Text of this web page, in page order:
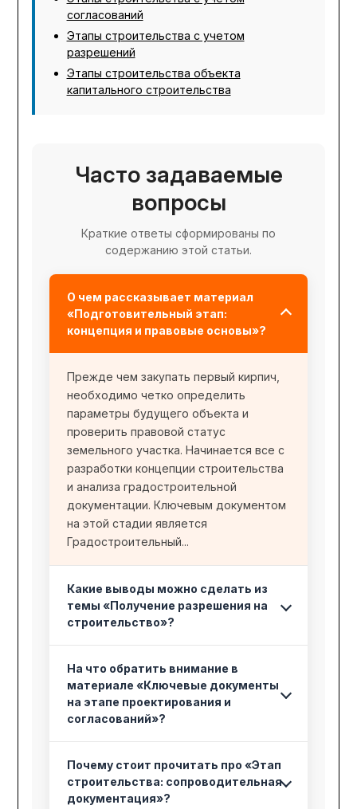
согласований
Этапы строительства с учетом
разрешений
Этапы строительства объекта
капитального строительства
Часто задаваемые
вопросы
Краткие ответы сформированы по
содержанию этой статьи.
О чем рассказывает материал
«Подготовительный этап:
концепция и правовые основы»?
Прежде чем закупать первый кирпич,
необходимо четко определить
параметры будущего объекта и
проверить правовой статус
земельного участка. Начинается все с
разработки концепции строительства
и анализа градостроительной
документации. Ключевым документом
на этой стадии является
Градостроительный...
Какие выводы можно сделать из
темы «Получение разрешения на
строительство»?
На что обратить внимание в
материале «Ключевые документы
на этапе проектирования и
согласований»?
Почему стоит прочитать про «Этап
строительства: сопроводительная
документация»?